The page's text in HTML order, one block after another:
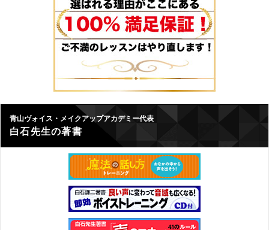
青山ヴォイス・メイクアップアカデミー代表
白石先生の著書